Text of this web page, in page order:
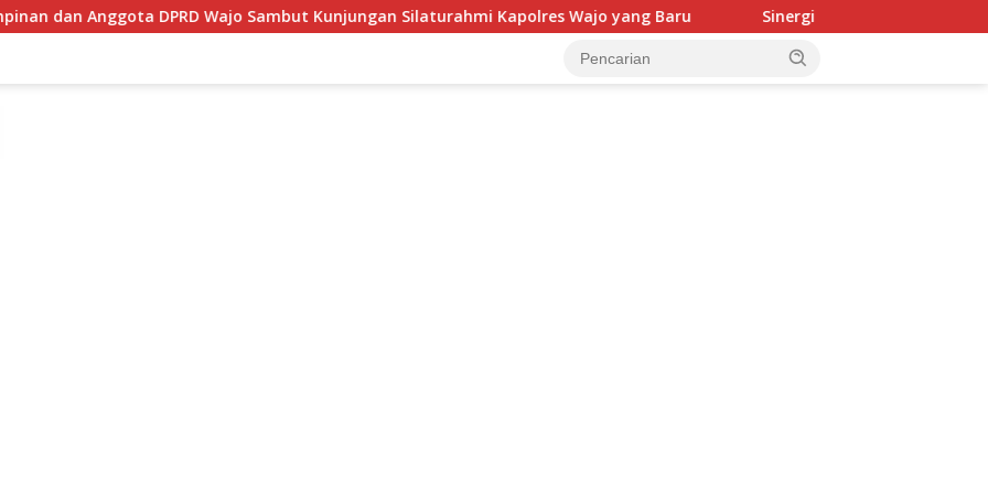
DPRD Wajo Sambut Kunjungan Silaturahmi Kapolres Wajo yang Baru Sinergi Mahasiswa KKN Unhas dan